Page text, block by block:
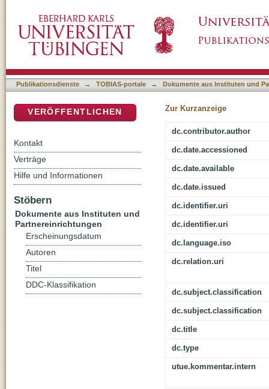
Publikationsdienste → TOBIAS-portale → Dokumente aus Instituten und
Zur Kurzanzeige
dc.contributor.author
dc.date.accessioned
dc.date.available
dc.date.issued
dc.identifier.uri
dc.identifier.uri
dc.language.iso
dc.relation.uri
dc.subject.classification
dc.subject.classification
dc.title
dc.type
utue.kommentar.intern
VERÖFFENTLICHEN
Kontakt
Verträge
Hilfe und Informationen
Stöbern
Dokumente aus Instituten und
Partnereinrichtungen
Erscheinungsdatum
Autoren
Titel
DDC-Klassifikation